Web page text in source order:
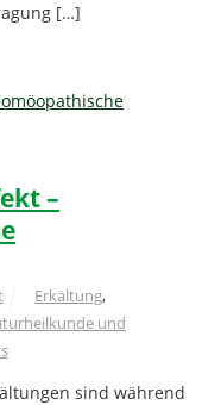
[…]
–
Erkältung,
und
sind während